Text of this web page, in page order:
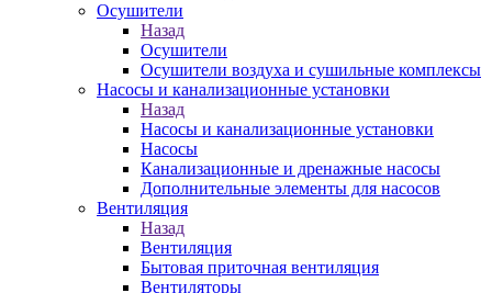
Осушители
Назад
Осушители
Осушители воздуха и сушильные комплексы
Насосы и канализационные установки
Назад
Насосы и канализационные установки
Насосы
Канализационные и дренажные насосы
Дополнительные элементы для насосов
Вентиляция
Назад
Вентиляция
Бытовая приточная вентиляция
Вентиляторы